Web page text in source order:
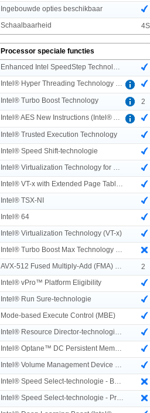
Ingebouwde opties beschikbaar
Schaalbaarheid
4S
Processor speciale functies
Intel® Turbo Boost Technology
2
Intel® Trusted Execution Technology
Intel® Speed Shift-technologie
Intel® TSX-NI
Intel® 64
Intel® Virtualization Technology (VT-x)
2
Intel® vPro™ Platform Eligibility
Intel® Run Sure-technologie
Mode-based Execute Control (MBE)